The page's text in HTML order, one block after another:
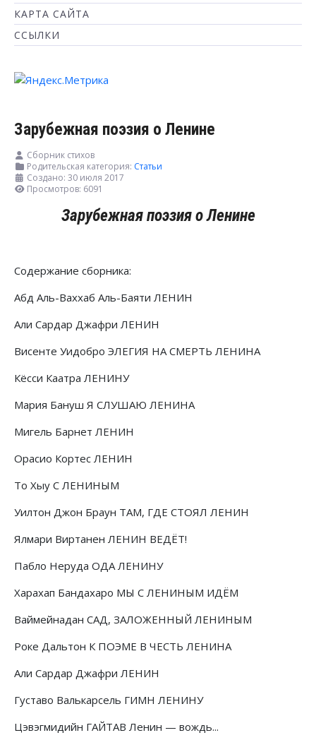
КАРТА САЙТА
ССЫЛКИ
Зарубежная поэзия о Ленине
Сборник стихов
Родительская категория: Статьи
Создано: 30 июля 2017
Просмотров: 6091
Зарубежная поэзия о Ленине
Содержание сборника:
Абд Аль-Ваххаб Аль-Баяти ЛЕНИН
Али Сардар Джафри ЛЕНИН
Висенте Уидобро ЭЛЕГИЯ НА СМЕРТЬ ЛЕНИНА
Кёсси Каатра ЛЕНИНУ
Мария Бануш Я СЛУШАЮ ЛЕНИНА
Мигель Барнет ЛЕНИН
Орасио Кортес ЛЕНИН
То Хыу С ЛЕНИНЫМ
Уилтон Джон Браун ТАМ, ГДЕ СТОЯЛ ЛЕНИН
Ялмари Виртанен ЛЕНИН ВЕДЁТ!
Пабло Неруда ОДА ЛЕНИНУ
Харахап Бандахаро МЫ С ЛЕНИНЫМ ИДЁМ
Ваймейнадан САД, ЗАЛОЖЕННЫЙ ЛЕНИНЫМ
Роке Дальтон К ПОЭМЕ В ЧЕСТЬ ЛЕНИНА
Али Сардар Джафри ЛЕНИН
Густаво Валькарсель ГИМН ЛЕНИНУ
Цэвэгмидийн ГАЙТАВ Ленин — вождь...